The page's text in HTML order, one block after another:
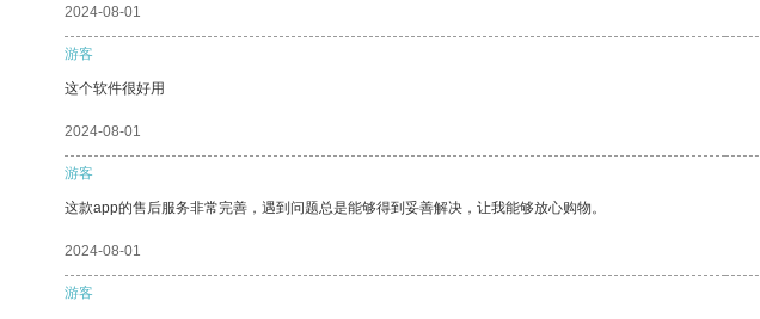
2024-08-01
游客
这个软件很好用
2024-08-01
游客
这款app的售后服务非常完善，遇到问题总是能够得到妥善解决，让我能够放心购物。
2024-08-01
游客